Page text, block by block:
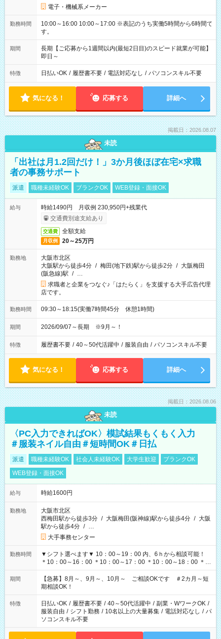
電子・機械系メーカー
勤務時間
10:00～16:00 10:00～17:00 ※表記のうち実働5時間から6時間で
す。
期間
長期【ご応募から1週間以内(最短2日目)のスピード就業が可能】
即日～
特徴 日払いOK / 履歴書不要 / 電話対応なし / パソコンスキル不要
気になる！ 応募する 詳細へ
掲載日：2026.08.07
未読
「出社は月1.2回だけ！」3か月後ほぼ在宅×求職
者の事務サポート
派遣 職種未経験OK ブランクOK WEB登録・面接OK
給与
時給1490円 月収例 230,950円+残業代
交通費別途支給あり
交通費 全額支給
月収例 20～25万円
勤務地
大阪市北区
大阪駅から徒歩4分 / 梅田(地下鉄)駅から徒歩2分 / 大阪梅田
(阪急線)駅 / …
求職者と企業をつなぐ♪「はたらく」を支援する大手広告代理
店です。
勤務時間 09:30～18:15(実働7時間45分 休憩1時間)
期間 2026/09/07～長期 ※9月～！
特徴 履歴書不要 / 40～50代活躍中 / 服装自由 / パソコンスキル不要
気になる！ 応募する 詳細へ
掲載日：2026.08.06
未読
〈PC入力できればOK〉模試結果もくもく入力
＃服装ネイル自由＃短時間OK＃日払
派遣 職種未経験OK 社会人未経験OK 大学生歓迎
ブランクOK
WEB登録・面接OK
給与 時給1600円
勤務地
大阪市北区
西梅田駅から徒歩3分 / 大阪梅田(阪神線)駅から徒歩4分 / 大阪
駅から徒歩4分 / …
大手事務センター
勤務時間
▼シフト選べます▼ 10：00～19：00 内、6ｈから相談可能！
＊10：00～16：00 ＊10：00～17：00 ＊10：00～18：00 ＊
11：00～19：00 ＊12：00～19：00 ＊13：00～19：00
期間
【急募】8月～、9月～、10月～ ご相談OKです ＃2カ月～短
期相談OK！
特徴 日払いOK / 履歴書不要 / 40～50代活躍中 / 副業・WワークOK /
服装自由 / シフト勤務 / 10名以上の大量募集 / 電話対応なし / パ
ソコンスキル不要